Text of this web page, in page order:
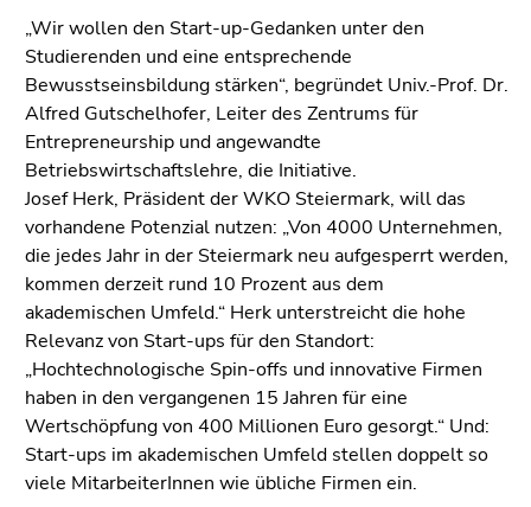
„Wir wollen den Start-up-Gedanken unter den
Studierenden und eine entsprechende
Bewusstseinsbildung stärken“, begründet Univ.-Prof. Dr.
Alfred Gutschelhofer, Leiter des Zentrums für
Entrepreneurship und angewandte
Betriebswirtschaftslehre, die Initiative.
Josef Herk, Präsident der WKO Steiermark, will das
vorhandene Potenzial nutzen: „Von 4000 Unternehmen,
die jedes Jahr in der Steiermark neu aufgesperrt werden,
kommen derzeit rund 10 Prozent aus dem
akademischen Umfeld.“ Herk unterstreicht die hohe
Relevanz von Start-ups für den Standort:
„Hochtechnologische Spin-offs und innovative Firmen
haben in den vergangenen 15 Jahren für eine
Wertschöpfung von 400 Millionen Euro gesorgt.“ Und:
Start-ups im akademischen Umfeld stellen doppelt so
viele MitarbeiterInnen wie übliche Firmen ein.